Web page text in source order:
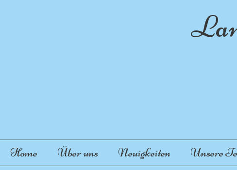
Home Über uns Neuigkeiten Unsere